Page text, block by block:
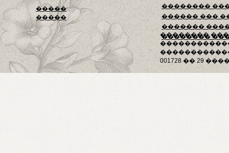
��������
������ ���
�������
��������
�����
�����
��������
001728 �� 29